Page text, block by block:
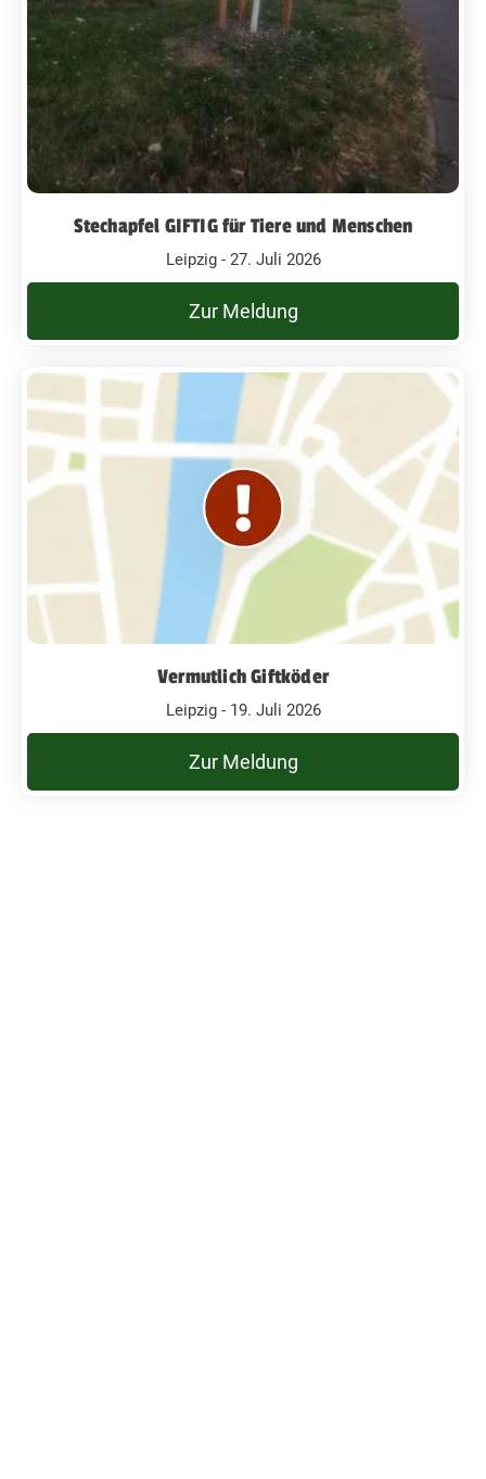
Stechapfel GIFTIG für Tiere und Menschen
Leipzig - 27. Juli 2026
Zur Meldung
Vermutlich Giftköder
Leipzig - 19. Juli 2026
Zur Meldung